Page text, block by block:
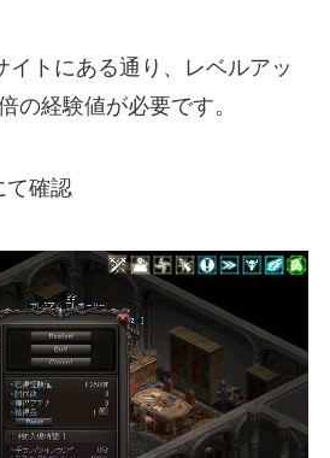
イトにある通り、レベルアッ
の経験値が必要です。
て確認